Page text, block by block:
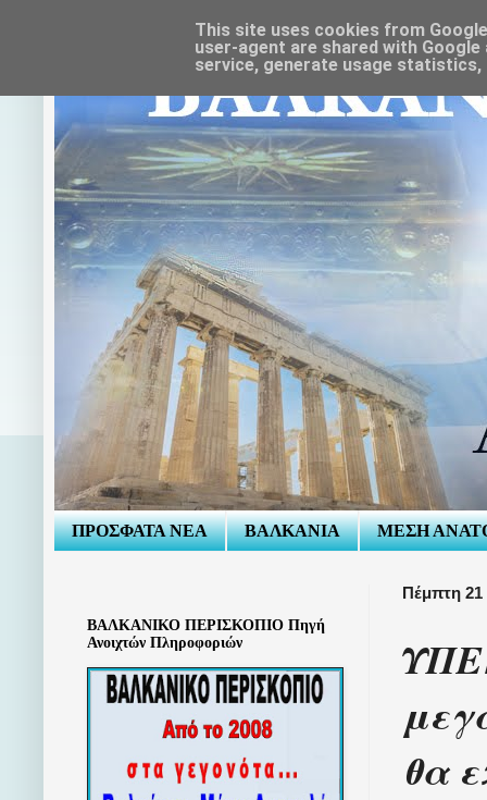
ΠΡΟΣΦΑΤΑ ΝΕΑ ΒΑΛΚΑΝΙΑ ΜΕΣΗ
Πέμπτη 21
θα
ΒΑΛΚΑΝΙΚΟ ΠΕΡΙΣΚΟΠΙΟ Πηγή
Ανοιχτών Πληροφοριών
This site uses cookies from
user-agent are shared with
service, generate usage statistics,